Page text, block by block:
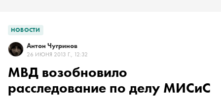
НОВОСТИ
Антон Чугринов
26 ИЮНЯ 2013 Г., 12:32
МВД возобновило
расследование по делу МИСиС